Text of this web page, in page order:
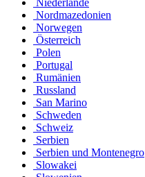
Niederlande
Nordmazedonien
Norwegen
Österreich
Polen
Portugal
Rumänien
Russland
San Marino
Schweden
Schweiz
Serbien
Serbien und Montenegro
Slowakei